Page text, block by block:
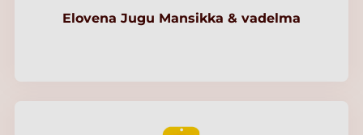
Elovena Jugu Mansikka & vadelma